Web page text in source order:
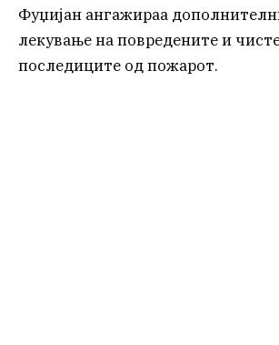
Фуџијан ангажираа
лекување на повредените и
последиците од пожарот.